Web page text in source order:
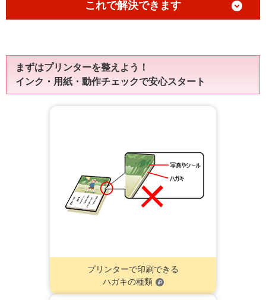
これで解決できます
まずはプリンターを整えよう！
インク・用紙・動作チェックで安心スタート
プリンターで印刷できる
ハガキの種類